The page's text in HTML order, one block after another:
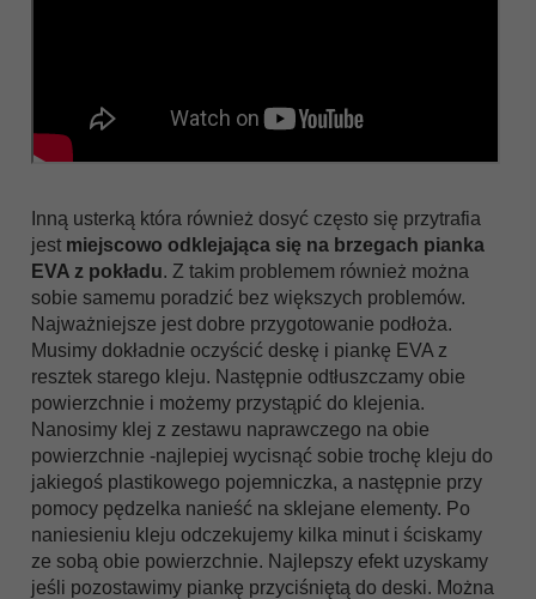
Inną usterką która również dosyć często się przytrafia
jest miejscowo odklejająca się na brzegach pianka
EVA z pokładu. Z takim problemem również można
sobie samemu poradzić bez większych problemów.
Najważniejsze jest dobre przygotowanie podłoża.
Musimy dokładnie oczyścić deskę i piankę EVA z
resztek starego kleju. Następnie odtłuszczamy obie
powierzchnie i możemy przystąpić do klejenia.
Nanosimy klej z zestawu naprawczego na obie
powierzchnie -najlepiej wycisnąć sobie trochę kleju do
jakiegoś plastikowego pojemniczka, a następnie przy
pomocy pędzelka nanieść na sklejane elementy. Po
naniesieniu kleju odczekujemy kilka minut i ściskamy
ze sobą obie powierzchnie. Najlepszy efekt uzyskamy
jeśli pozostawimy piankę przyciśniętą do deski. Można